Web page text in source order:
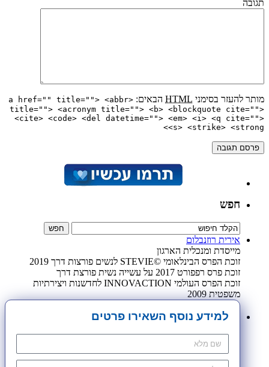
תגובה
מותר להעזר בסימני HTML הבאים:
<a href="" title=""> <abbr
title=""> <acronym title=""> <b> <blockquote cite="">
<cite> <code> <del datetime=""> <em> <i> <q cite="">
<s> <strike> <strong>
חפש
אירית רוזנבלום
מייסדת ומנכלית הארגון
זוכת הפרס הבינלאומי ©STEVIE לנשים פורצות דרך 2019
זוכת פרס רפפורט 2017 על עשייה נשית פורצת דרך
זוכת הפרס העולמי INNOVACTION לחדשנות ויצירתיות
משפטית 2009
למידע נוסף השאירו פרטים